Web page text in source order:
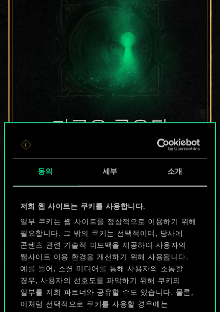
동의 세부 소개
저희 웹 사이트는 쿠키를 사용합니다.
일부 쿠키는 웹 사이트를 정상적으로 이용하기 위해
필요합니다. 그 밖의 쿠키는 선택적이며, 당사에
콘텐츠 관련 기술적 피드백을 제공하여 사용자의
웹사이트 이용 환경을 개선하기 위해 사용됩니다.
예를 들어, 소셜 미디어를 통해 사용자와 소통할
경우, 사용자의 선호도를 파악하기 위해 쿠키의
일부를 저희 파트너와 공유할 수도 있습니다. 물론,
이처럼 선택적으로 쿠키를 사용할 경우에는
지금은 공유된
카드들에 지나지
않지만
무궁무진한
가능성을 가지고
있습니다!
덱 이름 짓기 & 가이드 작성하기
덱 편집